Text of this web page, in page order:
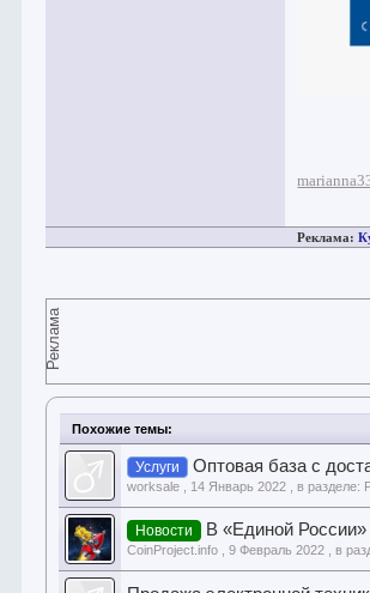
Реклама:
Реклама
Похожие темы:
Услуги Оптовая база с
worksale 14 Январь 2022 , в разделе:
Новости В «Единой России»
CoinProject.info ,9 Февраль 2022 , в